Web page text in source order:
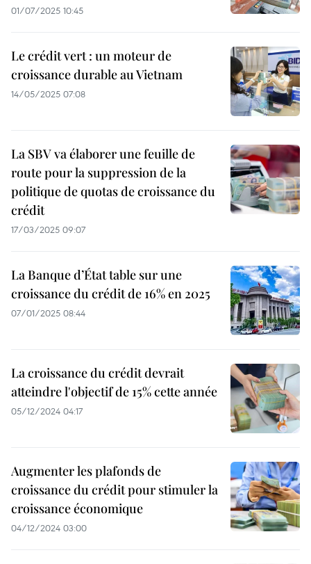
01/07/2025 10:45
Le crédit vert : un moteur de
croissance durable au Vietnam
14/05/2025 07:08
La SBV va élaborer une feuille de
route pour la suppression de la
politique de quotas de croissance du
crédit
17/03/2025 09:07
La Banque d’État table sur une
croissance du crédit de 16% en 2025
07/01/2025 08:44
La croissance du crédit devrait
atteindre l'objectif de 15% cette année
05/12/2024 04:17
Augmenter les plafonds de
croissance du crédit pour stimuler la
croissance économique
04/12/2024 03:00